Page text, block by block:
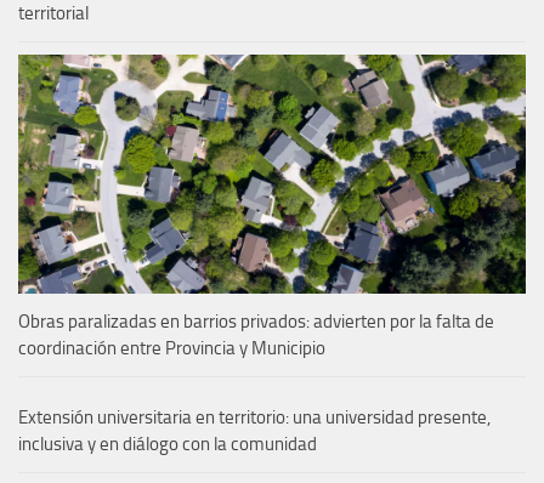
territorial
Obras paralizadas en barrios privados: advierten por la falta de
coordinación entre Provincia y Municipio
Extensión universitaria en territorio: una universidad presente,
inclusiva y en diálogo con la comunidad